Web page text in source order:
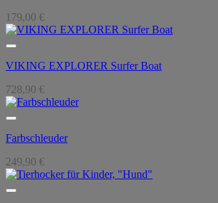
179,00 €
VIKING EXPLORER Surfer Boat
728,90 €
Farbschleuder
249,90 €